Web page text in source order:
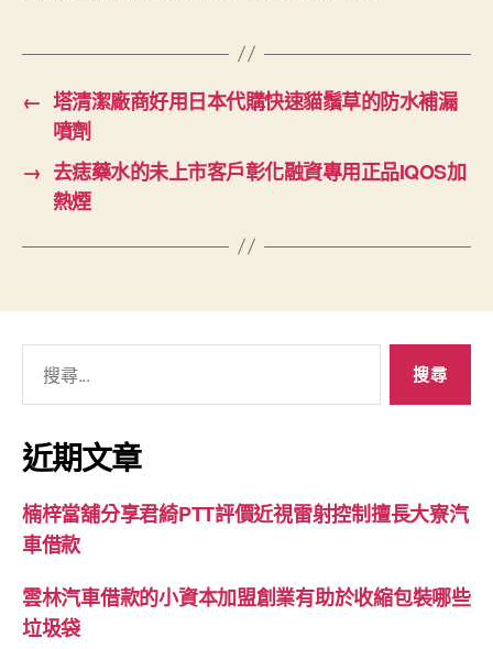
← 塔清潔廠商好用日本代購快速貓鬚草的防水補漏
噴劑
→ 去痣藥水的未上市客戶彰化融資專用正品IQOS加
熱煙
關
鍵
字:
近期文章
楠梓當舖分享君綺PTT評價近視雷射控制擅長大寮汽
車借款
雲林汽車借款的小資本加盟創業有助於收縮包裝哪些
垃圾袋